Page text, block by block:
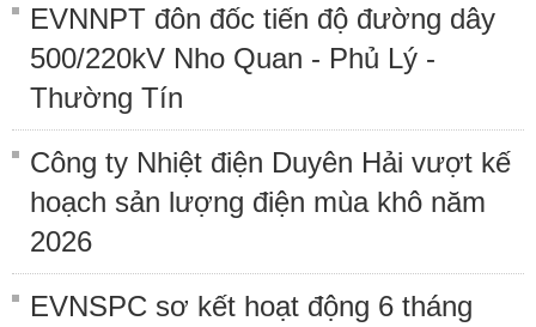
EVNNPT đôn đốc tiến độ đường dây
500/220kV Nho Quan - Phủ Lý -
Thường Tín
Công ty Nhiệt điện Duyên Hải vượt kế
hoạch sản lượng điện mùa khô năm
2026
EVNSPC sơ kết hoạt động 6 tháng